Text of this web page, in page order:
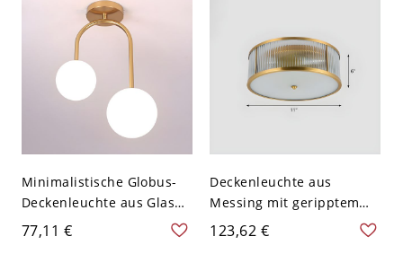
Minimalistische Globus-
Deckenleuchte aus Glas
für den Flur - Golden
110V-120V Milchweiß
77,11 €
Deckenleuchte aus
Messing mit geripptem
Glas im Trommel-Design
für Schlafzimmer - 110V-
123,62 €